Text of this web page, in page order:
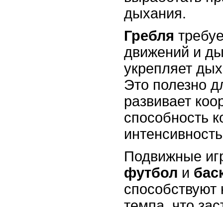
дыхания.
Гребля
движений и
укрепляет
Это полезно
развивает
способность
Подвижные
футбол и